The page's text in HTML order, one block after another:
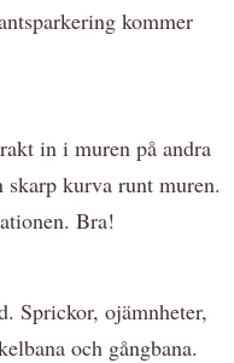
kommer
in i muren på andra
kurva runt muren.
Bra!
Sprickor, ojämnheter,
och gångbana.